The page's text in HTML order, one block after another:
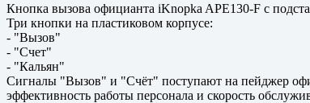
Кнопка вызова официанта iKnopka APE130-F с
Три кнопки на пластиковом корпусе:
- "Вызов"
- "Счет"
- "Кальян"
Сигналы "Вызов" и "Счёт" поступают на пейджер
эффективность работы персонала и скорость